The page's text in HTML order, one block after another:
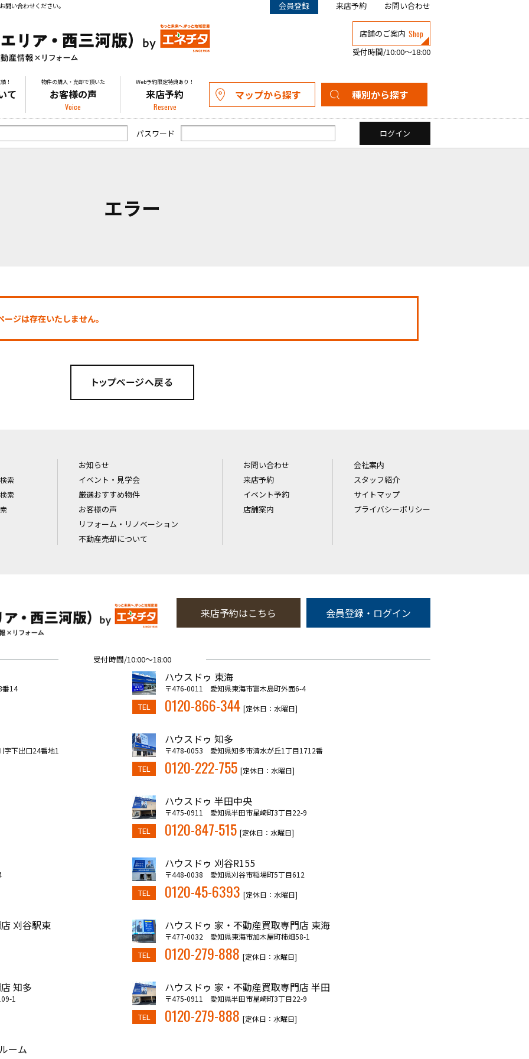
問い合わせください。 会員登録 来店予約 お問い合わせ
店舗のご案内 Shop
受付時間/10:00～18:00
！
て
物件の購入・売却で頂いた
お客様の声
Voice
Web予約限定特典あり！
来店予約
Reserve
マップから探す 種別から探す
新築一戸建て
中古一戸建て
マンション
土地
パスワード
エラー
は存在いたしません。
索
索
お知らせ
イベント・見学会
厳選おすすめ物件
お客様の声
リフォーム・リノベーション
不動産売却について
お問い合わせ
来店予約
イベント予約
店舗案内
会社案内
スタッフ紹介
サイトマップ
プライバシーポリシー
来店予約はこちら 会員登録・ログイン
受付時間/10:00～18:00
番14
ハウスドゥ 東海
〒476-0011 愛知県東海市富木島町外面6-4
TEL 0120-866-344 [定休日：水曜日]
下出口24番地1
ハウスドゥ 知多
〒478-0053 愛知県知多市清水が丘1丁目1712番
TEL 0120-222-755 [定休日：水曜日]
ハウスドゥ 半田中央
〒475-0911 愛知県半田市星崎町3丁目22-9
TEL 0120-847-515 [定休日：水曜日]
ハウスドゥ 刈谷R155
〒448-0038 愛知県刈谷市稲場町5丁目612
TEL 0120-45-6393 [定休日：水曜日]
刈谷駅東 ハウスドゥ 家・不動産買取専門店 東海
〒477-0032 愛知県東海市加木屋町柿畑58-1
TEL 0120-279-888 [定休日：水曜日]
知多
1
ハウスドゥ 家・不動産買取専門店 半田
〒475-0911 愛知県半田市星崎町3丁目22-9
TEL 0120-279-888 [定休日：水曜日]
ーム